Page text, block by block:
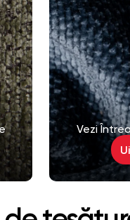
Vezi